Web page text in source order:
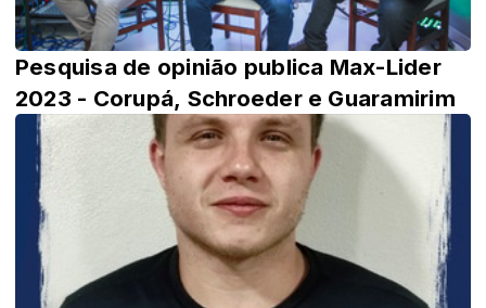
Pesquisa de opinião publica Max-Lider
2023 - Corupá, Schroeder e Guaramirim